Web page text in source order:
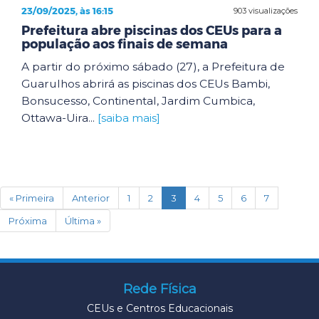
903 visualizações
23/09/2025, às 16:15
Prefeitura abre piscinas dos CEUs para a
população aos finais de semana
A partir do próximo sábado (27), a Prefeitura de
Guarulhos abrirá as piscinas dos CEUs Bambi,
Bonsucesso, Continental, Jardim Cumbica,
Ottawa-Uira... [saiba mais]
« Primeira Anterior 1 2 3 (current)
4 5 6
7
Próxima
Última »
Rede Física
CEUs e Centros Educacionais